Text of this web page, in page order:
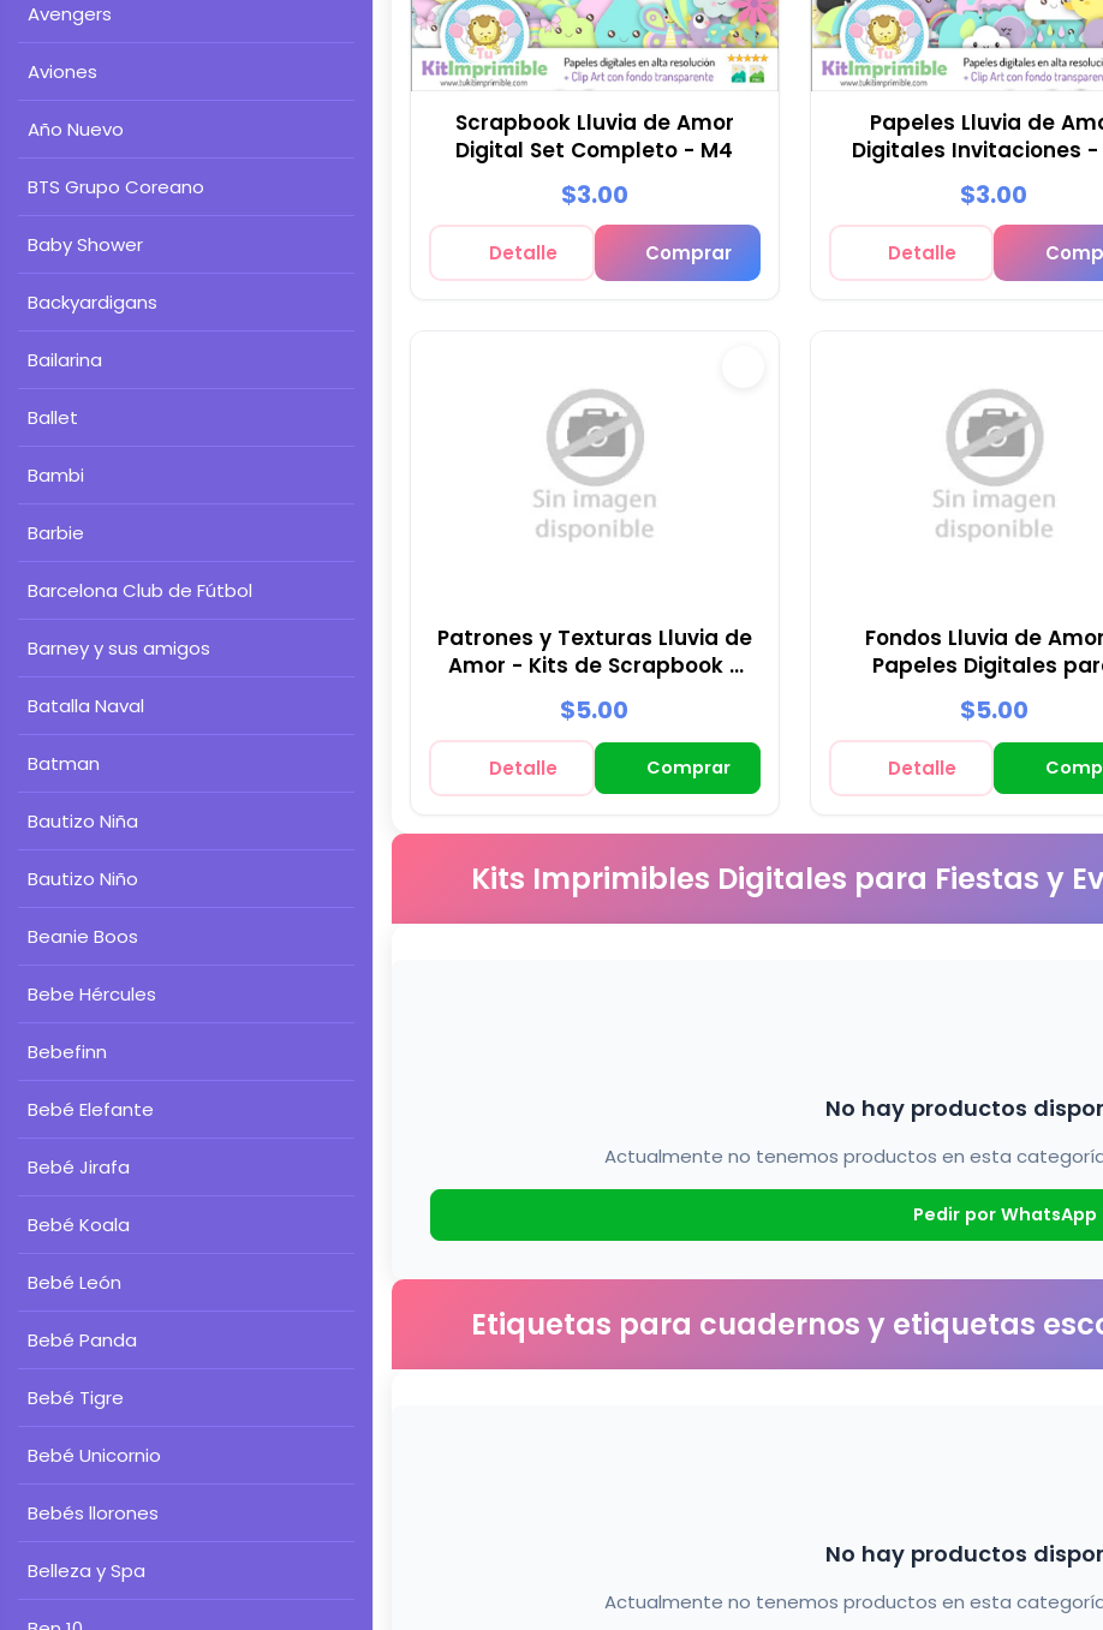
Avengers
Aviones
Año Nuevo
BTS Grupo Coreano
Baby Shower
Backyardigans
Bailarina
Ballet
Bambi
Barbie
Barcelona Club de Fútbol
Barney y sus amigos
Batalla Naval
Batman
Bautizo Niña
Bautizo Niño
Beanie Boos
Bebe Hércules
Bebefinn
Bebé Elefante
Bebé Jirafa
Bebé Koala
Bebé León
Bebé Panda
Bebé Tigre
Bebé Unicornio
Bebés llorones
Belleza y Spa
Scrapbook Lluvia de Amor
Digital Set Completo - M4
$3.00
Detalle Comprar
Papeles Lluvia de
Digitales Invitaciones -
$3.00
Detalle
Patrones y Texturas Lluvia de
Amor - Kits de Scrapbook y
Fiestas
$5.00
Detalle Comprar
Fondos Lluvia de
Papeles Digitales
Decoración
$5.00
Detalle
Kits Imprimibles Digitales para Fiestas y
No hay productos
Actualmente no tenemos productos en esta
Pedir por WhatsApp
Etiquetas para cuadernos y etiquetas
No hay productos
Actualmente no tenemos productos en esta